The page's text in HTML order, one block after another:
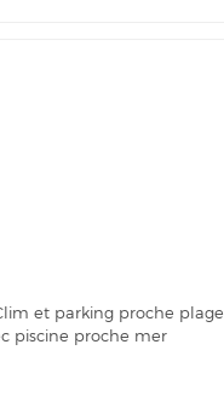
et parking proche plage
piscine proche mer